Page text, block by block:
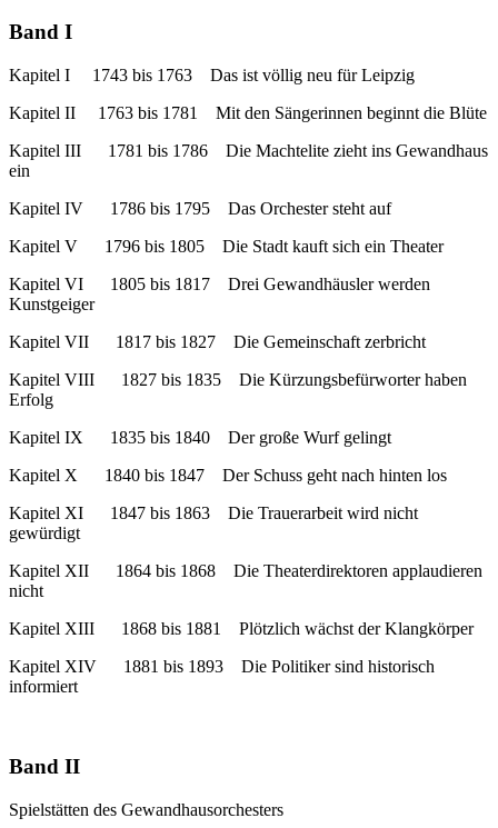
Band I
Kapitel I 1743 bis 1763 Das ist völlig neu für Leipzig
Kapitel II 1763 bis 1781 Mit den Sängerinnen beginnt die Blüte
Kapitel III 1781 bis 1786 Die Machtelite zieht ins Gewandhaus
ein
Kapitel IV 1786 bis 1795 Das Orchester steht auf
Kapitel V 1796 bis 1805 Die Stadt kauft sich ein Theater
Kapitel VI 1805 bis 1817 Drei Gewandhäusler werden
Kunstgeiger
Kapitel VII 1817 bis 1827 Die Gemeinschaft zerbricht
Kapitel VIII 1827 bis 1835 Die Kürzungsbefürworter haben
Erfolg
Kapitel IX 1835 bis 1840 Der große Wurf gelingt
Kapitel X 1840 bis 1847 Der Schuss geht nach hinten los
Kapitel XI 1847 bis 1863 Die Trauerarbeit wird nicht
gewürdigt
Kapitel XII 1864 bis 1868 Die Theaterdirektoren applaudieren
nicht
Kapitel XIII 1868 bis 1881 Plötzlich wächst der Klangkörper
Kapitel XIV 1881 bis 1893 Die Politiker sind historisch
informiert
Band II
Spielstätten des Gewandhausorchesters